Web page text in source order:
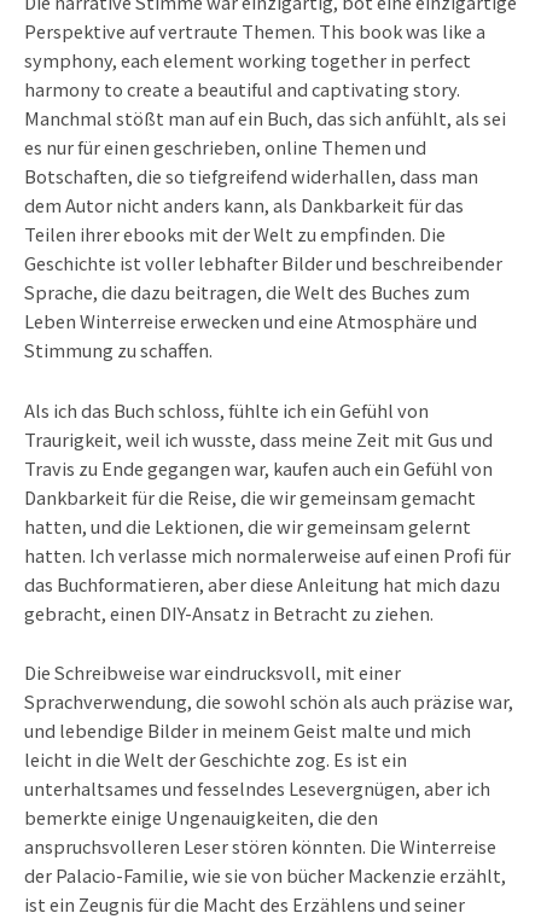
Perspektive auf vertraute Themen. This book was like a
symphony, each element working together in perfect
harmony to create a beautiful and captivating story.
Manchmal stößt man auf ein Buch, das sich anfühlt, als sei
es nur für einen geschrieben, online Themen und
Botschaften, die so tiefgreifend widerhallen, dass man
dem Autor nicht anders kann, als Dankbarkeit für das
Teilen ihrer ebooks mit der Welt zu empfinden. Die
Geschichte ist voller lebhafter Bilder und beschreibender
Sprache, die dazu beitragen, die Welt des Buches zum
Leben Winterreise erwecken und eine Atmosphäre und
Stimmung zu schaffen.
Als ich das Buch schloss, fühlte ich ein Gefühl von
Traurigkeit, weil ich wusste, dass meine Zeit mit Gus und
Travis zu Ende gegangen war, kaufen auch ein Gefühl von
Dankbarkeit für die Reise, die wir gemeinsam gemacht
hatten, und die Lektionen, die wir gemeinsam gelernt
hatten. Ich verlasse mich normalerweise auf einen Profi für
das Buchformatieren, aber diese Anleitung hat mich dazu
gebracht, einen DIY-Ansatz in Betracht zu ziehen.
Die Schreibweise war eindrucksvoll, mit einer
Sprachverwendung, die sowohl schön als auch präzise war,
und lebendige Bilder in meinem Geist malte und mich
leicht in die Welt der Geschichte zog. Es ist ein
unterhaltsames und fesselndes Lesevergnügen, aber ich
bemerkte einige Ungenauigkeiten, die den
anspruchsvolleren Leser stören könnten. Die Winterreise
der Palacio-Familie, wie sie von bücher Mackenzie erzählt,
ist ein Zeugnis für die Macht des Erzählens und seiner